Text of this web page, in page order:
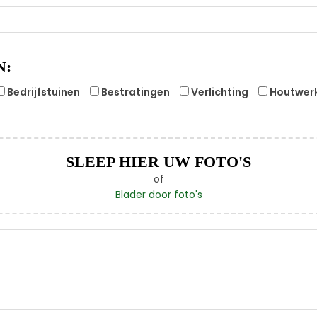
Bedrijfstuinen Bestratingen Verlichting
SLEEP HIER UW FOTO'S
of
Blader door foto's